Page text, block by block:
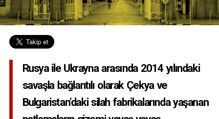
Rusya ile Ukrayna arasında 2014 yılındaki
savaşla bağlantılı olarak Çekya ve
Bulgaristan’daki silah fabrikalarında yaşanan